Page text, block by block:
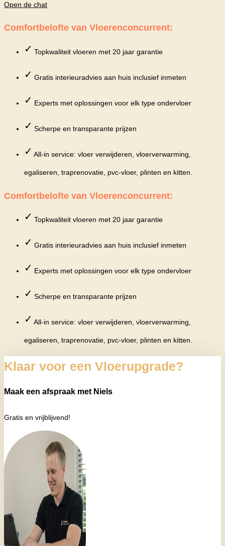
Open de chat
Comfortbelofte van Vloerenconcurrent:
✓ Topkwaliteit vloeren met 20 jaar garantie
✓ Gratis interieuradvies aan huis inclusief inmeten
✓ Experts met oplossingen voor elk type ondervloer
✓ Scherpe en transparante prijzen
✓ All-in service: vloer verwijderen, vloerverwarming,
egaliseren, traprenovatie, pvc-vloer, plinten en kitten.
Comfortbelofte van Vloerenconcurrent:
✓ Topkwaliteit vloeren met 20 jaar garantie
✓ Gratis interieuradvies aan huis inclusief inmeten
✓ Experts met oplossingen voor elk type ondervloer
✓ Scherpe en transparante prijzen
✓ All-in service: vloer verwijderen, vloerverwarming,
egaliseren, traprenovatie, pvc-vloer, plinten en kitten.
Klaar voor een Vloerupgrade?
Maak een afspraak met Niels
Gratis en vrijblijvend!